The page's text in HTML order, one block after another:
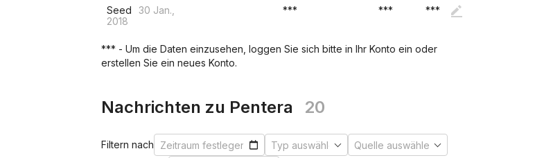
Seed
30 Jan.,
2018
*** *** ***
*** - Um die Daten einzusehen, loggen Sie sich bitte in Ihr Konto ein oder
erstellen Sie ein neues Konto.
Nachrichten zu Pentera 20
Filtern nach